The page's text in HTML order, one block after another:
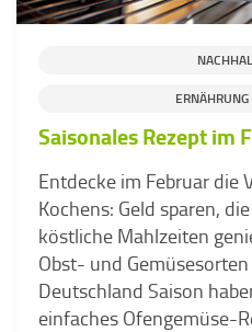
Saisonales Rezept im
Entdecke im Februar die
Kochens: Geld sparen,
köstliche Mahlzeiten
Obst- und
Deutschland Saison
einfaches Ofengemüse-